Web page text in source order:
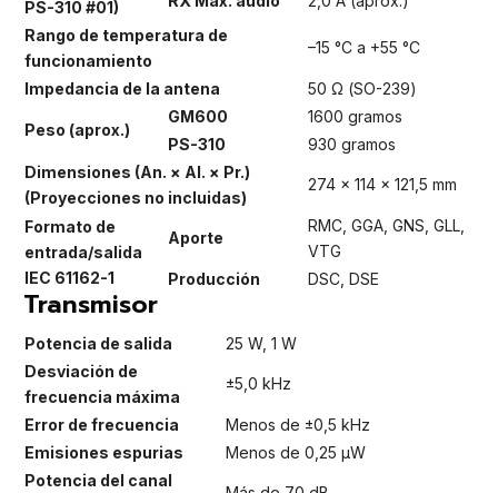
PS-310 #01)
Rango de temperatura de
funcionamiento
–15 °C a +55 °C
Impedancia de la antena 50 Ω (SO-239)
Peso (aprox.)
GM600
1600 gramos
PS-310
930 gramos
Dimensiones (An. × Al. × Pr.)
(Proyecciones no incluidas)
274 × 114 × 121,5 mm
Formato de
entrada/salida
IEC 61162-1
Aporte
RMC, GGA, GNS, GLL,
VTG
Producción
DSC, DSE
Transmisor
Potencia de salida
25 W, 1 W
Desviación de
frecuencia máxima
±5,0 kHz
Error de frecuencia
Menos de ±0,5 kHz
Emisiones espurias
Menos de 0,25 μW
Potencia del canal